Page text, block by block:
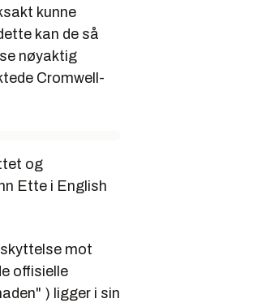
kunne
kan de så
nøyaktig
Cromwell-
og
Ette i English
mot
offisielle
) ligger i sin